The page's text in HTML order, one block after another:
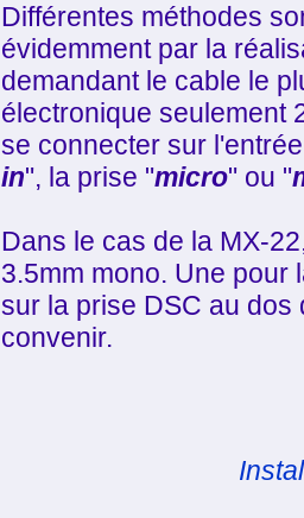
Différentes méthodes
évidemment par la
demandant le cable le
électronique seulement
se connecter sur
in", la prise "micro" ou "
Dans le cas de la MX-
3.5mm mono. Une pour
sur la prise DSC au dos
convenir.